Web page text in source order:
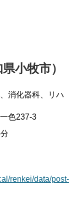
小牧市）
消化器科、リハ
色237-3
renkei/data/post-